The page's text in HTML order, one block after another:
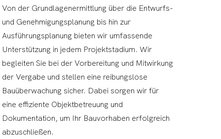
Von der Grundlagenermittlung über die Entwurfs-
und Genehmigungsplanung bis hin zur
Ausführungsplanung bieten wir umfassende
Unterstützung in jedem Projektstadium. Wir
begleiten Sie bei der Vorbereitung und Mitwirkung
der Vergabe und stellen eine reibungslose
Bauüberwachung sicher. Dabei sorgen wir für
eine effiziente Objektbetreuung und
Dokumentation, um Ihr Bauvorhaben erfolgreich
abzuschließen.